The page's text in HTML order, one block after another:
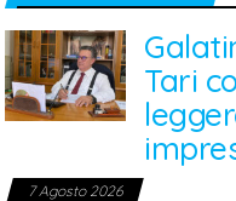
Tari
7 Agosto 2026